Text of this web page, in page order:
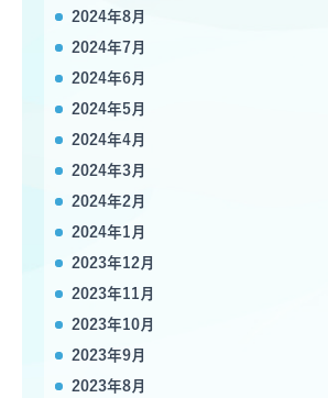
2024年8月
2024年7月
2024年6月
2024年5月
2024年4月
2024年3月
2024年2月
2024年1月
2023年12月
2023年11月
2023年10月
2023年9月
2023年8月